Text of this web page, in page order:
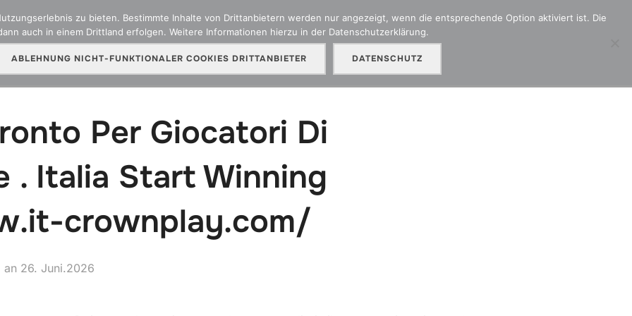
uns Team Versicherungsarten Online Schadenmeldung Kontakt
Per Giocatori Di
. Italia Start Winning
crownplay.com/
an Veröffentlicht
26. Juni.2026
zu bieten. Bestimmte Inhalte von Drittanbietern werden nur angezeigt, wenn die entsprechende Option aktiviert ist. Die
auch in einem Drittland erfolgen. Weitere Informationen hierzu in der Datenschutzerklärung.
ABLEHNUNG NICHT-FUNKTIONALER COOKIES DRITTANBIETER DATENSCHUTZ